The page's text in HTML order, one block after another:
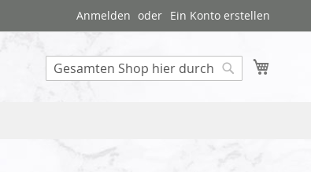
Anmelden Ein Konto erstellen